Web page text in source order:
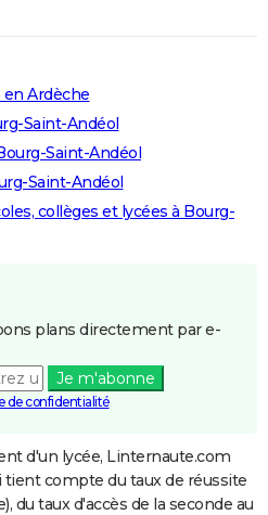
Ardèche
Saint-Andéol
Saint-Andéol
Saint-Andéol
collèges et lycées à Bourg-
plans directement par e-
Je m'abonne
de confidentialité
d'un lycée, Linternaute.com
tient compte du taux de réussite
du taux d'accès de la seconde au